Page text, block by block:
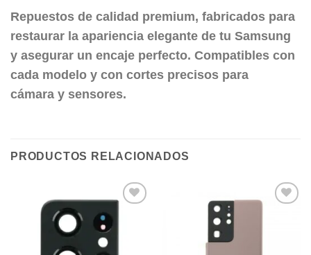
Repuestos de calidad premium, fabricados para
restaurar la apariencia elegante de tu Samsung
y asegurar un encaje perfecto. Compatibles con
cada modelo y con cortes precisos para
cámara y sensores.
PRODUCTOS RELACIONADOS